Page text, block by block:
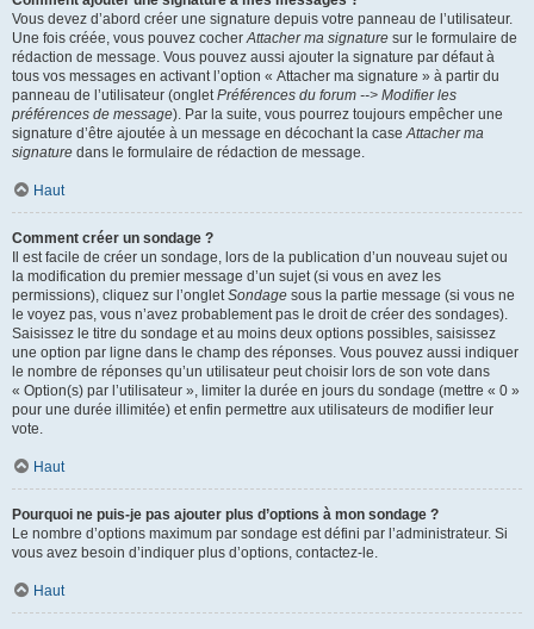
Vous devez d’abord créer une signature depuis votre panneau de l’utilisateur.
Une fois créée, vous pouvez cocherAttacher ma signature sur le formulaire de
rédaction de message. Vous pouvez aussi ajouter la signature par défaut à
tous vos messages en activant l’option « Attacher ma signature » à partir du
panneau de l’utilisateur (ongletPréférences du forum --> Modifier les
préférences de message). Par la suite, vous pourrez toujours empêcher une
signature d’être ajoutée à un message en décochant la caseAttacher ma
signature dans le formulaire de rédaction de message.
Haut
Comment créer un sondage ?
Il est facile de créer un sondage, lors de la publication d’un nouveau sujet ou
la modification du premier message d’un sujet (si vous en avez les
permissions), cliquez sur l’ongletSondage sous la partie message (si vous ne
le voyez pas, vous n’avez probablement pas le droit de créer des sondages).
Saisissez le titre du sondage et au moins deux options possibles, saisissez
une option par ligne dans le champ des réponses. Vous pouvez aussi indiquer
le nombre de réponses qu’un utilisateur peut choisir lors de son vote dans
« Option(s) par l’utilisateur », limiter la durée en jours du sondage (mettre « 0 »
pour une durée illimitée) et enfin permettre aux utilisateurs de modifier leur
vote.
Haut
Pourquoi ne puis-je pas ajouter plus d’options à mon sondage ?
Le nombre d’options maximum par sondage est défini par l’administrateur. Si
vous avez besoin d’indiquer plus d’options, contactez-le.
Haut